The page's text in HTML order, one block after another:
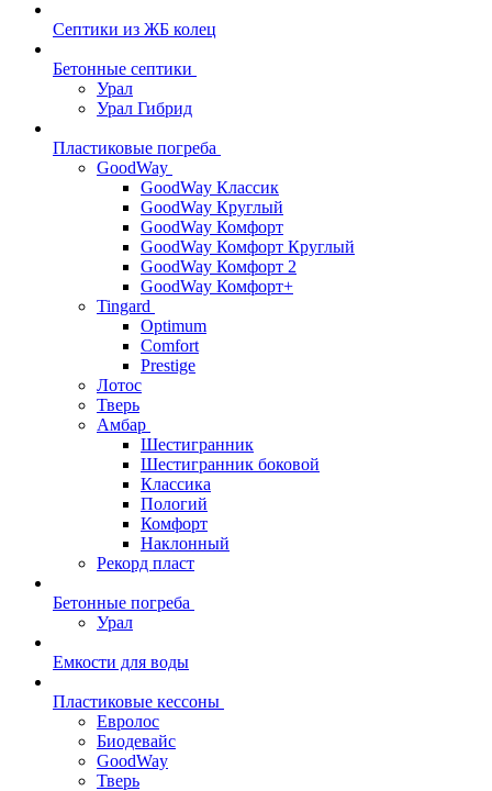
Септики из ЖБ колец
Бетонные септики
Урал
Урал Гибрид
Пластиковые погреба
GoodWay
GoodWay Классик
GoodWay Круглый
GoodWay Комфорт
GoodWay Комфорт Круглый
GoodWay Комфорт 2
GoodWay Комфорт+
Tingard
Optimum
Comfort
Prestige
Лотос
Тверь
Амбар
Шестигранник
Шестигранник боковой
Классика
Пологий
Комфорт
Наклонный
Рекорд пласт
Бетонные погреба
Урал
Емкости для воды
Пластиковые кессоны
Евролос
Биодевайс
GoodWay
Тверь